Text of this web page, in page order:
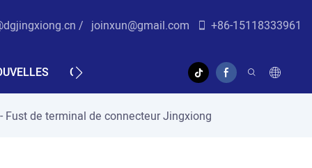
/ joinxun@gmail.com +86-15118333961
CONTACTEZ-NOUS SOUTIEN VIDÉO
de terminal de connecteur Jingxiong